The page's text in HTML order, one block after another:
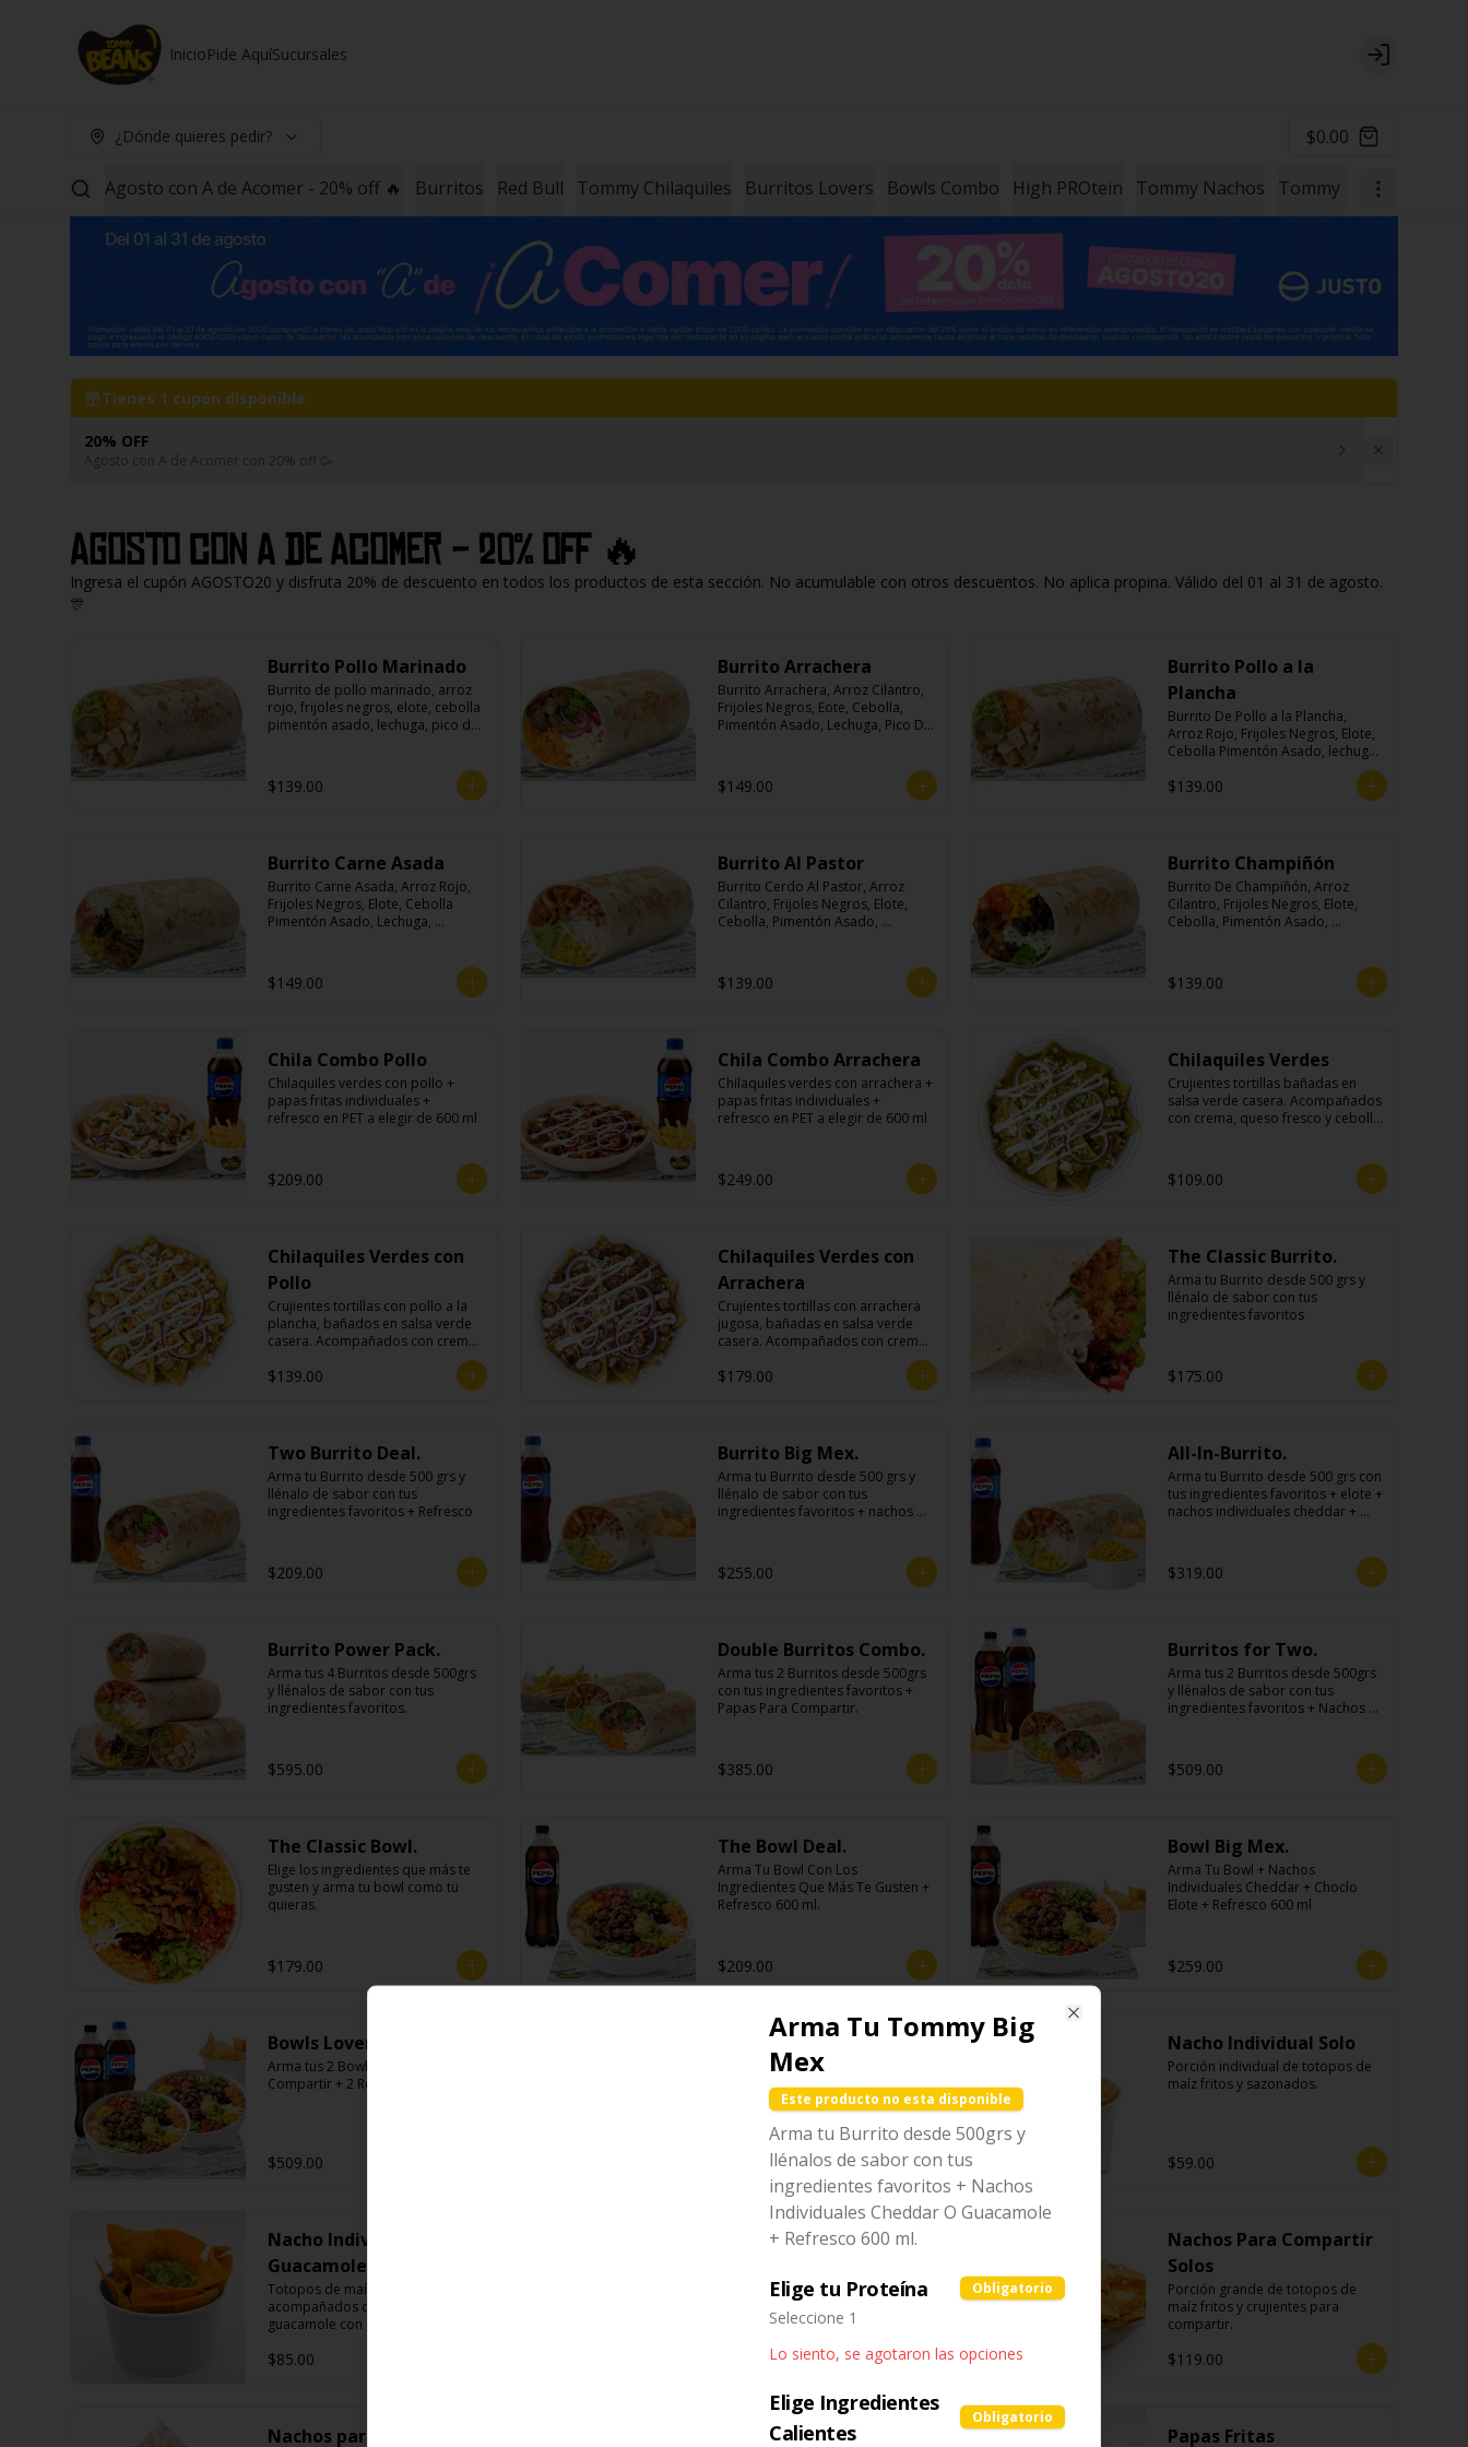
InicioPide AquíSucursales Login
¿Dónde quieres pedir? $0.00
Agosto con A de Acomer - 20% off 🔥 Burritos Red Bull Tommy Chilaquiles Burritos Lovers Bowls Combo High PROtein Tommy Nachos Tommy Papas
Tienes 1 cupón disponible
20% OFF
Agosto con A de Acomer con 20% off 🥳
Agosto con A de Acomer - 20% off 🔥
Ingresa el cupón AGOSTO20 y disfruta 20% de descuento en todos los productos de esta sección. No acumulable con otros descuentos. No aplica propina. Válido del 01 al 31 de agosto.
🎊
Burrito Pollo Marinado
Burrito de pollo marinado, arroz
rojo, frijoles negros, elote, cebolla
pimentón asado, lechuga, pico de
$139.00
Burrito Arrachera
Burrito Arrachera, Arroz Cilantro,
Frijoles Negros, Eote, Cebolla,
Pimentón Asado, Lechuga, Pico De
$149.00
Burrito Pollo a la
Plancha
Burrito De Pollo a la Plancha,
Arroz Rojo, Frijoles Negros, Elote,
Cebolla Pimentón Asado, lechuga,
Crema Ácida.
$139.00
Burrito Carne Asada
Burrito Carne Asada, Arroz Rojo,
Frijoles Negros, Elote, Cebolla
Pimentón Asado, Lechuga,
$149.00
Burrito Al Pastor
Burrito Cerdo Al Pastor, Arroz
Cilantro, Frijoles Negros, Elote,
Cebolla, Pimentón Asado,
$139.00
Burrito Champiñón
Burrito De Champiñón, Arroz
Cilantro, Frijoles Negros, Elote,
Cebolla, Pimentón Asado,
$139.00
Chila Combo Pollo
Chilaquiles verdes con pollo +
papas fritas individuales +
refresco en PET a elegir de 600 ml
$209.00
Chila Combo Arrachera
Chilaquiles verdes con arrachera +
papas fritas individuales +
refresco en PET a elegir de 600 ml
$249.00
Chilaquiles Verdes
Crujientes tortillas bañadas en
salsa verde casera. Acompañados
con crema, queso fresco y cebolla
$109.00
Chilaquiles Verdes con
Pollo
Crujientes tortillas con pollo a la
plancha, bañados en salsa verde
casera. Acompañados con crema,
queso fresco y cebolla morada.
$139.00
Chilaquiles Verdes con
Arrachera
Crujientes tortillas con arrachera
jugosa, bañadas en salsa verde
casera. Acompañados con crema,
queso fresco y cebolla morada.
$179.00
The Classic Burrito.
Arma tu Burrito desde 500 grs y
llénalo de sabor con tus
ingredientes favoritos
$175.00
Two Burrito Deal.
Arma tu Burrito desde 500 grs y
llénalo de sabor con tus
ingredientes favoritos + Refresco
$209.00
Burrito Big Mex.
Arma tu Burrito desde 500 grs y
llénalo de sabor con tus
ingredientes favoritos + nachos
$255.00
All-In-Burrito.
Arma tu Burrito desde 500 grs con
tus ingredientes favoritos + elote +
nachos individuales cheddar +
$319.00
Burrito Power Pack.
Arma tus 4 Burritos desde 500grs
y llénalos de sabor con tus
ingredientes favoritos.
$595.00
Double Burritos Combo.
Arma tus 2 Burritos desde 500grs
con tus ingredientes favoritos +
Papas Para Compartir.
$385.00
Burritos for Two.
Arma tus 2 Burritos desde 500grs
y llénalos de sabor con tus
ingredientes favoritos + Nachos
$509.00
The Classic Bowl.
Elige los ingredientes que más te
gusten y arma tu bowl como tu
quieras.
$179.00
The Bowl Deal.
Arma Tu Bowl Con Los
Ingredientes Que Más Te Gusten +
Refresco 600 ml.
$209.00
Bowl Big Mex.
Arma Tu Bowl + Nachos
Individuales Cheddar + Choclo
Elote + Refresco 600 ml
$259.00
Bowls Lovers.
Arma tus 2 Bowls + Nachos Para
Compartir + 2 Refrescos 600ml.
$509.00
Low Carb Bowl
Bowl con base de lechuga,
jitomate cherry y proteína a
escoger.
$159.00
Nacho Individual Solo
Porción individual de totopos de
maíz fritos y sazonados.
$59.00
Nacho Individual
Guacamole
Totopos de maíz fritos
acompañados de una porción de
guacamole con cebolla morada.
$85.00
Nachos Individual
Totopos de maíz fritos bañados
con salsa de queso cheddar
Nachos Para Compartir
Solos
Porción grande de totopos de
maíz fritos y crujientes para
compartir.
$119.00
Nachos para compartir
Nachos para compartir
Papas Fritas
Arma Tu Tommy Big
Mex
Este producto no esta disponible
Arma tu Burrito desde 500grs y
llénalos de sabor con tus
ingredientes favoritos + Nachos
Individuales Cheddar O Guacamole
+ Refresco 600 ml.
Elige tu Proteína Obligatorio
Seleccione 1
Lo siento, se agotaron las opciones
Elige Ingredientes
Calientes
Obligatorio